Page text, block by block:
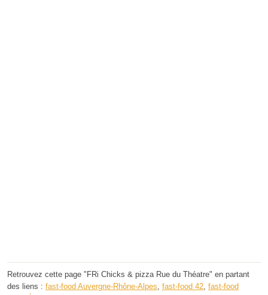
Retrouvez cette page "FRi Chicks & pizza Rue du Théatre" en partant
des liens : fast-food Auvergne-Rhône-Alpes, fast-food 42, fast-food